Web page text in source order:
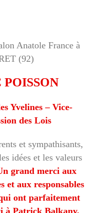
Anatole France à
(92)
Yvelines – Vice-
des Lois
et sympathisants,
idées et les valeurs
grand merci aux
et aux responsables
ont parfaitement
à Patrick Balkany,